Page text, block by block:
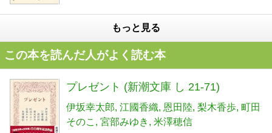
もっと見る
この本を読んだ人がよく読む本
プレゼント (新潮文庫 し 21-71)
伊坂幸太郎 江國香織 恩田陸 梨木香歩 町田
そのこ
宮部みゆき 米澤穂信